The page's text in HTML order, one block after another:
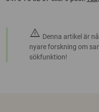
warning Denna artikel är
nyare forskning om
sökfunktion!